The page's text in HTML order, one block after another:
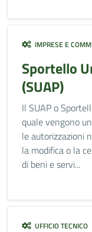
IMPRESE E
Sportello
(SUAP)
Il SUAP o
quale vengono
le autorizzazioni
la modifica o la
di beni e servi...
UFFICIO TECNICO